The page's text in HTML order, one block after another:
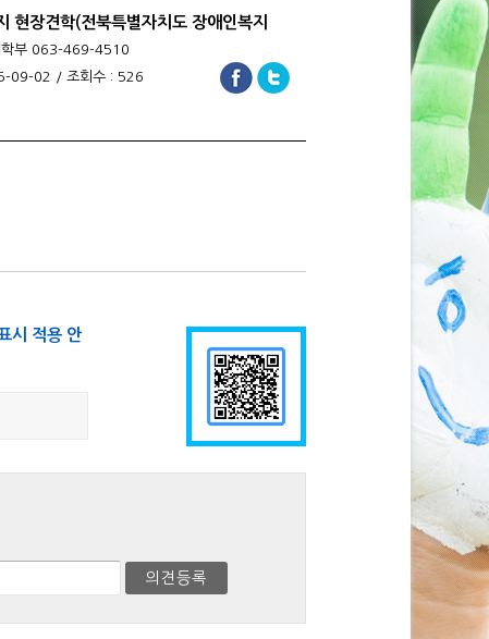
현장견학(전북특별자치도 장애인복지
학부 063-469-4510
09-02 / 조회수 : 526
시 적용 안